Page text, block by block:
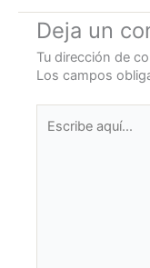
b
o
o
k
t
e
r
u
b
e
Deja un
Tu dirección de
Los campos
aquí...